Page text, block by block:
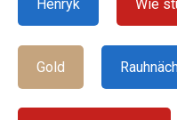
Henryk Wie
Gold